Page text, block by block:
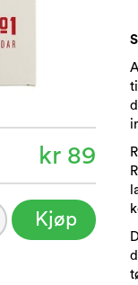
kr 89
Kjøp